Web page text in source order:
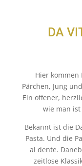
DA
Hier kommen
Pärchen, Jung
Ein offener,
wie man
Bekannt ist die
Pasta. Und die
al dente.
zeitlose